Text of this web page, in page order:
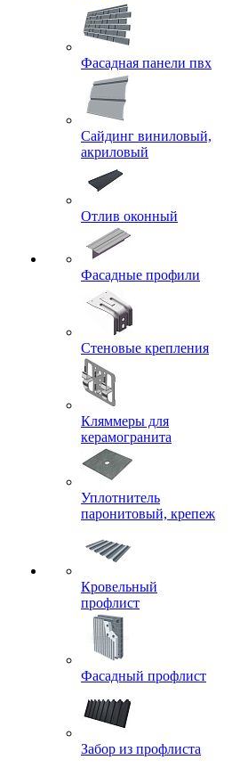
Фасадная панели пвх
Сайдинг виниловый,
акриловый
Отлив оконный
Фасадные профили
Стеновые крепления
Кляммеры для
керамогранита
Уплотнитель
паронитовый, крепеж
Кровельный
профлист
Фасадный профлист
Забор из профлиста